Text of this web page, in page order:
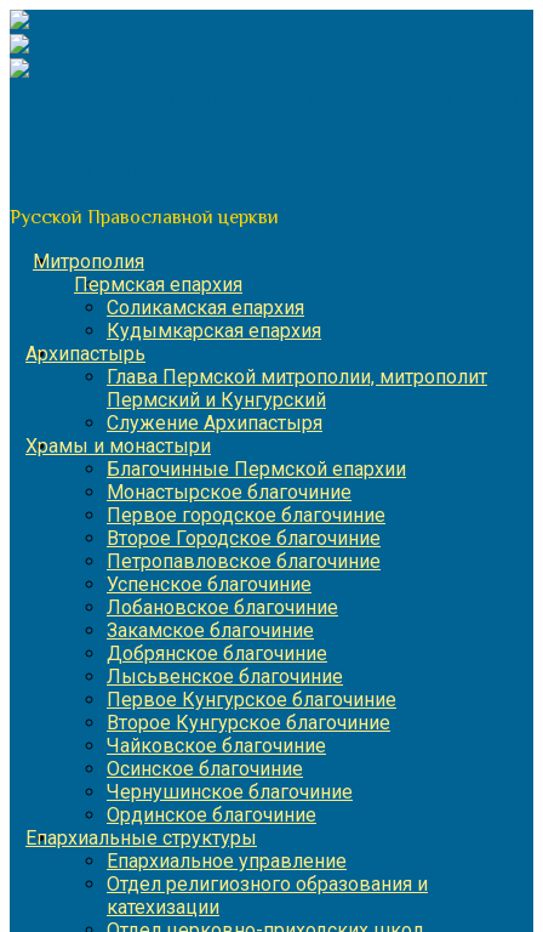
Перейти
к
содержимому
Русской Православной церкви
Митрополия
Пермская епархия
Соликамская епархия
Кудымкарская епархия
Архипастырь
Глава Пермской митрополии, митрополит
Пермский и Кунгурский
Служение Архипастыря
Храмы и монастыри
Благочинные Пермской епархии
Монастырское благочиние
Первое городское благочиние
Второе Городское благочиние
Петропавловское благочиние
Успенское благочиние
Лобановское благочиние
Закамское благочиние
Добрянское благочиние
Лысьвенское благочиние
Первое Кунгурское благочиние
Второе Кунгурское благочиние
Чайковское благочиние
Осинское благочиние
Чернушинское благочиние
Ординское благочиние
Епархиальные структуры
Епархиальное управление
Отдел религиозного образования и
катехизации